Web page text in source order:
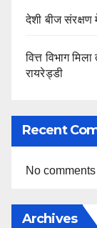
देशी बीज
वित्त विभाग
रायरेड्डी
Recent
No
Archives